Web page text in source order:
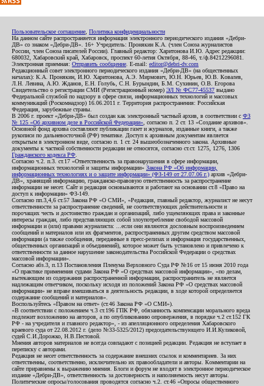
Пользовательское соглашение Политика конфиденциальности
На данном сайте распространяется информация электронного периодического издания «Дебри-
ДВ» со знаком «Дебри-ДВ». 16+ Учредитель: Пронякин К.А. (член Союза журналистов
России, член Союза писателей России). Главный редактор: Харитонова И.Ю. Адрес редакции:
680032, Хабаровский край, Хабаровск, проспект 60-летия Октября, 88-46, т./ф.84212296081.
Электронная приемная: Отправить сообщение . E-mail: editor@debri-dv.com
Редакционный совет электронного периодического издания «Дебри-ДВ» (на общественных
началах): К.А. Пронякин, И.Ю. Харитонова, А.Э. Мирмович, Ю.Н. Юрьев, Ю.В. Ковалев,
Л.Н. Левина, А.Ю. Жданов, Е.Н. Голубь, С.Н. Бурындин, Б.М. Сухинин, О.В. Егорова
Свидетельство о регистрации СМИ (Регистрационный номер) ЭЛ № ФС77-45537 выдано
Федеральной службой по надзору в сфере связи, информационных технологий и массовых
коммуникаций (Роскомнадзор) 16.06.2011 г. Территория распространения: Российская
Федерация, зарубежные страны.
В 2006 г. проект «Дебри-ДВ» был создан как электронный частный архив, в соответствии с ФЗ
№ 125 «Об архивном деле в Российской Федерации» , согласно п. 2 ст. 13 «Создание архивов».
Основной фонд архива составляют публикации газет и журналов, изданные книги, а также
рукописи по дальневосточной (РФ) тематике. Доступ к архивным документам является
открытым в электронном виде, согласно п. 1 ст. 24 вышеобозначенного закона. Архивные
документы к частной собственности редакции не относятся, согласно ст.ст. 1275, 1276, 1306
Гражданского кодекса РФ
Согласно ч.2. п.3. ст.17 «Ответственность за правонарушения в сфере информации,
информационных технологий и защиты информации» Закона РФ «Об информации,
информационных технологиях и о защите информации» (ФЗ-149 от 27.07.06 г.) архив «Дебри-
ДВ», хранящий информацию, гражданско-правовую ответственность за распространение
информации не несет. Сайт и редакция основываются и работают на основании ст.8 «Право на
доступ к информации» ФЗ-149.
Согласно пп.3,4,6 ст.57 Закона РФ «О СМИ», «Редакция, главный редактор, журналист не несут
ответственности за распространение сведений, не соответствующих действительности и
порочащих честь и достоинство граждан и организаций, либо ущемляющих права и законные
интересы граждан, либо представляющих собой злоупотребление свободой массовой
информации и (или) правами журналиста: ...если они являются дословным воспроизведением
сообщений и материалов или их фрагментов, распространенных другим средством массовой
информации (а также сообщения, переданные в пресс-релизах и информация государственных,
общественных организаций и объединений), которое может быть установлено и привлечено к
ответственности за данное нарушение законодательства Российской Федерации о средствах
массовой информации».
Согласно абз.3, п.13 Постановления Пленума Верховного Суда РФ №16 от 15 июня 2010 года
«О практике применения судами Закона РФ «О средствах массовой информации», «по делам,
вытекающим из содержания распространенной информации, распространитель не является
надлежащим ответчиком, поскольку исходя из положений Закона РФ «О средствах массовой
информации» не вправе вмешиваться в деятельность редакции, в ходе которой определяется
содержание сообщений и материалов».
Воспользуйтесь «Правом на ответ» (ст.46 Закона РФ «О СМИ»).
«В соответствии с положением ч.3 ст.196 ГПК РФ, обязанность компенсации морального вреда
подлежит возложению на авторов, а по опубликованию опровержения, в порядке ч.2 ст.152 ГК
РФ - на учредителя и главного редактор», - из апелляционного определения Хабаровского
краевого суда от 22.08.2012 г. (дело №33-5325/2012) председательствующего И.И.Куликовой,
судей С.И.Дорожко, Н.В.Пестовой.
Мнения авторов материалов не всегда совпадают с позицией редакции. Редакция не вступает в
переписку с авторами.
Редакция не несет ответственность за содержание внешних ссылок и комментариев. За них
ответственны, соответственно, исключительно их правообладатели и авторы. Комментарии на
сайте приравнены к выражению мнения. Блоги и форум не входят в электронное периодическое
издание «Дебри-ДВ», ответственность за достоверность и наполняемость несут авторы.
Политические опросы/голосования проводятся согласно ч.2. ст.46 «Опросы общественного